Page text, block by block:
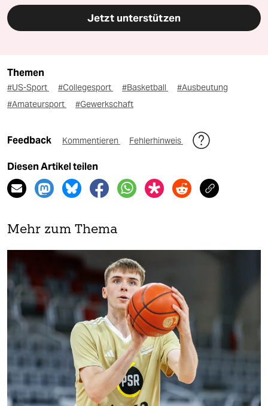
Jetzt unterstützen
Themen
#US-Sport #Collegesport #Basketball
#Ausbeutung
#Amateursport
#Gewerkschaft
Feedback Kommentieren Fehlerhinweis
Diesen Artikel teilen
Mehr zum Thema